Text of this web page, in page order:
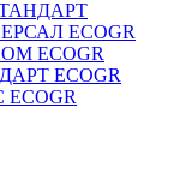
ECOGR
ECOGR
ECOGR
ECOGR